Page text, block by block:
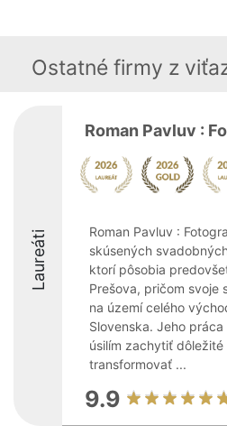
Ostatné firmy z
Laureáti
Roman Pavluv :
Roman Pavluv :
skúsených
ktorí pôsobia
Prešova, pričom svoje
na území celého
Slovenska. Jeho
úsilím zachytiť dôležité
transformovať ...
9.9